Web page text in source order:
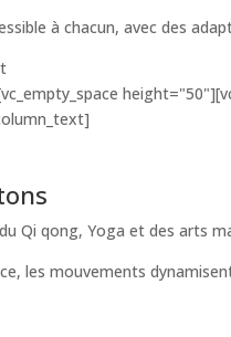
à chacun, avec des
Qi qong, Yoga et des arts
les mouvements